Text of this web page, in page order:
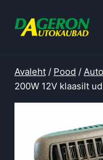
Avaleht / Pood /
200W 12V klaasilt